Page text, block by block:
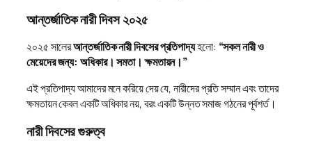
আন্তর্জাতিক নারী দিবস ২০২৫
২০২৫ সালেরআন্তর্জাতিক নারী দিবসের প্রতিপাদ্যহলো: “সকল নারী ও
মেয়েদের জন্য: অধিকার। সমতা। ক্ষমতায়ন।”
এই প্রতিপাদ্য আমাদের মনে করিয়ে দেয় যে, নারীদের প্রতি সম্মান এবং তাদের
ক্ষমতায়ন কেবল একটি অধিকার নয়, বরং একটি উন্নত সমাজ গঠনের পূর্বশর্ত।
নারী দিবসের গুরুত্ব